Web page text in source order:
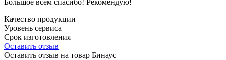
Качество продукции
Уровень сервиса
Срок изготовления
Оставить отзыв
Оставить отзыв на товар Бинаус